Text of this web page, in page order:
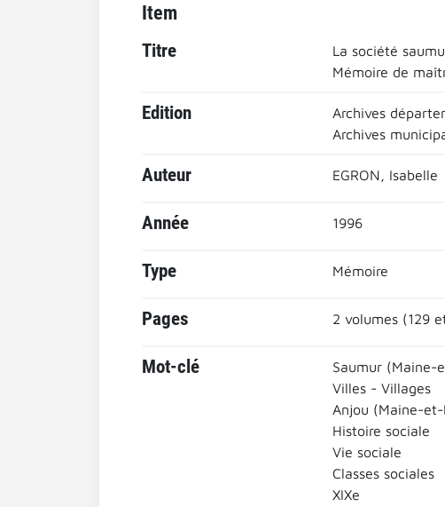
Item
Titre
La société
Mémoire de
Edition
Archives
Archives
Auteur EGRON, Isabelle
Année 1996
Type Mémoire
Pages 2 volumes (129
Mot-clé
Saumur (Maine-
Villes - Villages
Anjou (Maine-et-
Histoire sociale
Vie sociale
Classes sociales
XIXe